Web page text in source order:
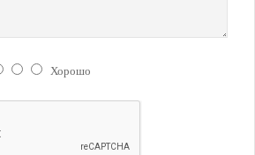
Хорошо